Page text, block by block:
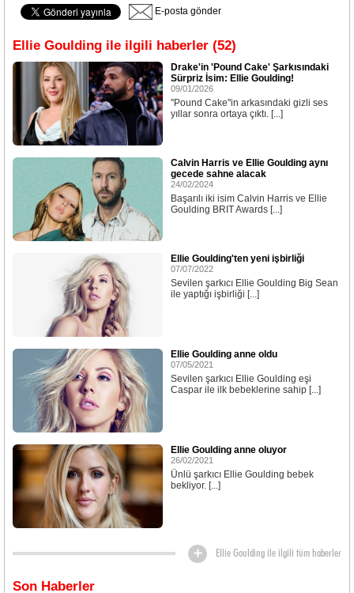
E-posta gönder
Ellie Goulding ile ilgili haberler (52)
Drake'in 'Pound Cake' Şarkısındaki
Sürpriz İsim: Ellie Goulding!
09/01/2026
''Pound Cake''in arkasındaki gizli ses
yıllar sonra ortaya çıktı. [...]
Calvin Harris ve Ellie Goulding aynı
gecede sahne alacak
24/02/2024
Başarılı iki isim Calvin Harris ve Ellie
Goulding BRIT Awards [...]
Ellie Goulding'ten yeni işbirliği
07/07/2022
Sevilen şarkıcı Ellie Goulding Big Sean
ile yaptığı işbirliği [...]
Ellie Goulding anne oldu
07/05/2021
Sevilen şarkıcı Ellie Goulding eşi
Caspar ile ilk bebeklerine sahip [...]
Ellie Goulding anne oluyor
26/02/2021
Ünlü şarkıcı Ellie Goulding bebek
bekliyor. [...]
Ellie Goulding ile ilgili tüm haberler
Son Haberler